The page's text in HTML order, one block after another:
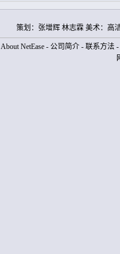
策划：张增辉 林志霖 美术：
About NetEase - 公司简介 - 联系方法 -